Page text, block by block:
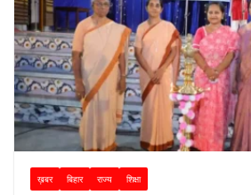
ख़बर बिहार राज्य शिक्षा